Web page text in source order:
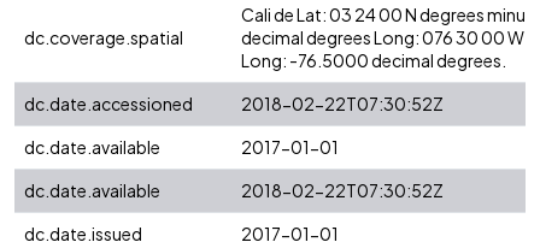
dc.coverage.spatial
Cali de Lat: 03 24 00 N degrees
decimal degrees Long: 076 30 00 W
Long: -76.5000 decimal degrees.
dc.date.accessioned
2018-02-22T07:30:52Z
dc.date.available
2017-01-01
dc.date.available
2018-02-22T07:30:52Z
dc.date.issued
2017-01-01